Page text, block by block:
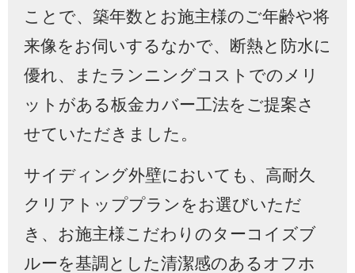
ことで、築年数とお施主様のご年齢や将
来像をお伺いするなかで、断熱と防水に
優れ、またランニングコストでのメリ
ットがある板金カバー工法をご提案さ
せていただきました。
サイディング外壁においても、高耐久
クリアトッププランをお選びいただ
き、お施主様こだわりのターコイズブ
ルーを基調とした清潔感のあるオフホ